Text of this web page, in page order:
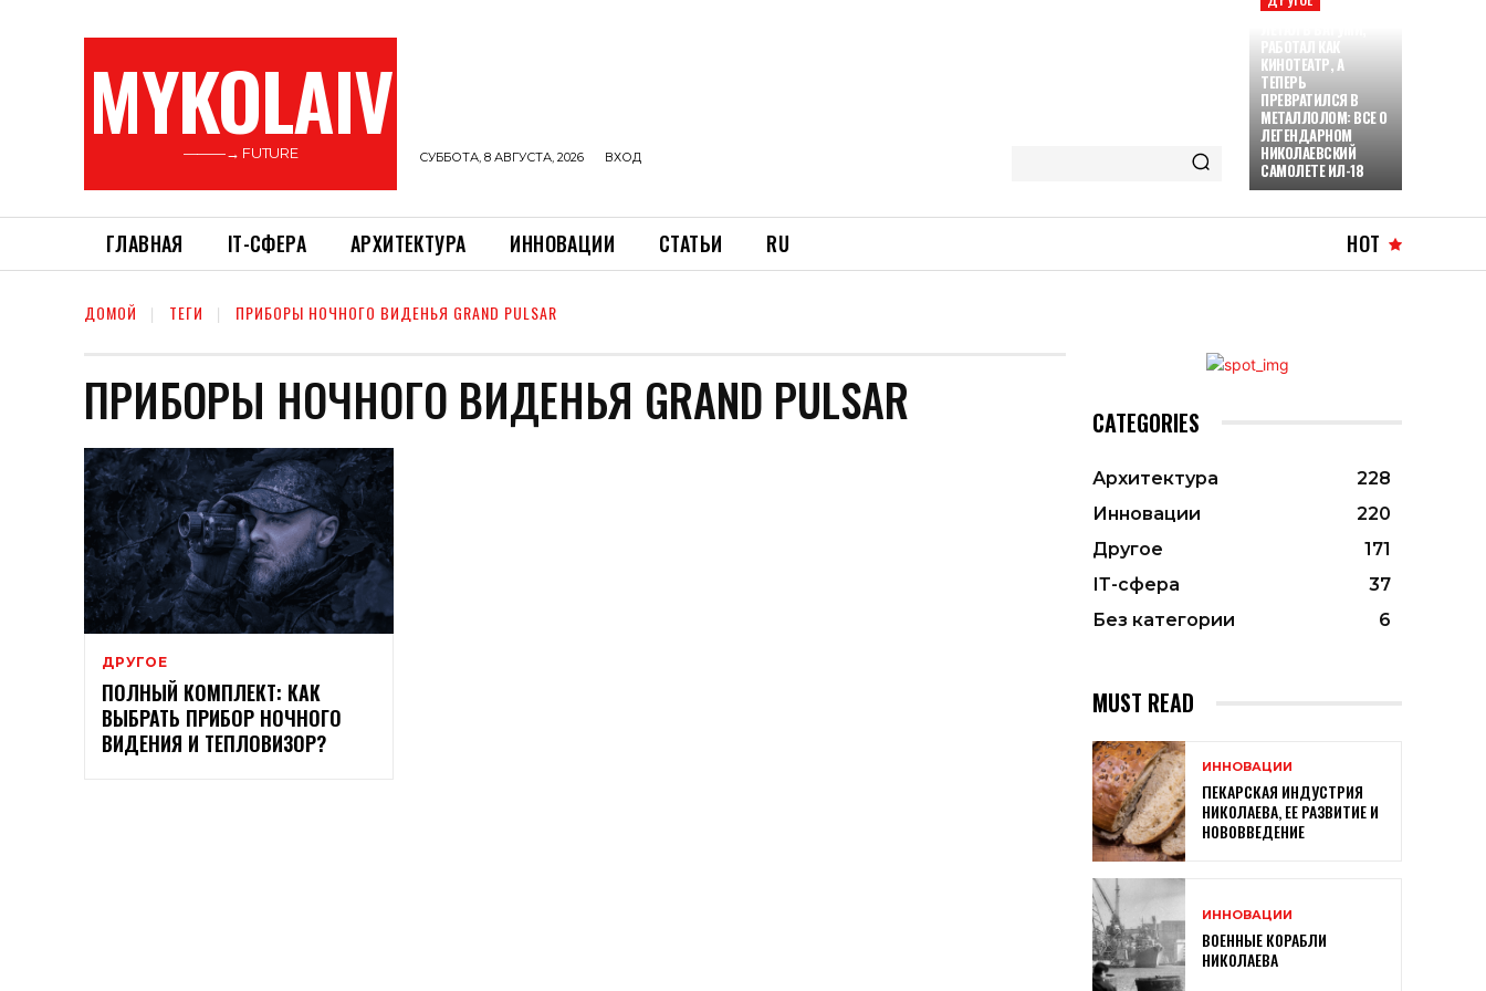
MYKOLAIV
———→ FUTURE СУББОТА, 8 АВГУСТА, 2026 ВХОД
РАБОТАЛ КАК
КИНОТЕАТР, А
ТЕПЕРЬ
ПРЕВРАТИЛСЯ В
МЕТАЛЛОЛОМ: ВСЕ О
ЛЕГЕНДАРНОМ
НИКОЛАЕВСКИЙ
САМОЛЕТЕ ИЛ-18
ГЛАВНАЯ ІТ-СФЕРА АРХИТЕКТУРА ИННОВАЦИИ СТАТЬИ RU HOT
ДОМОЙ ТЕГИ ПРИБОРЫ НОЧНОГО ВИДЕНЬЯ GRAND PULSAR
ПРИБОРЫ НОЧНОГО ВИДЕНЬЯ GRAND PULSAR
ДРУГОЕ
ПОЛНЫЙ КОМПЛЕКТ: КАК
ВЫБРАТЬ ПРИБОР НОЧНОГО
ВИДЕНИЯ И ТЕПЛОВИЗОР?
CATEGORIES
Архитектура
228
Инновации
220
Другое
171
ІТ-сфера
37
Без категории
6
MUST READ
ИННОВАЦИИ
ПЕКАРСКАЯ ИНДУСТРИЯ
НИКОЛАЕВА, ЕЕ РАЗВИТИЕ И
НОВОВВЕДЕНИЕ
ИННОВАЦИИ
ВОЕННЫЕ КОРАБЛИ
НИКОЛАЕВА